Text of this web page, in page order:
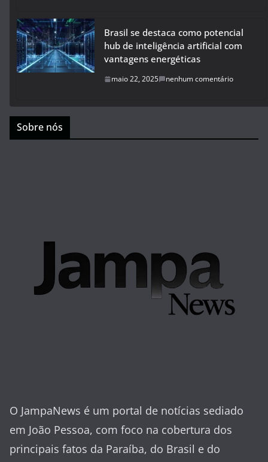
Brasil se destaca como potencial
hub de inteligência artificial com
vantagens energéticas
maio 22, 2025 nenhum comentário
Sobre nós
O JampaNews é um portal de notícias sediado
em João Pessoa, com foco na cobertura dos
principais fatos da Paraíba, do Brasil e do